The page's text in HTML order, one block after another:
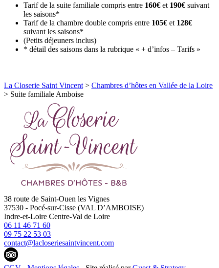
Tarif de la suite familiale compris entre 160€ et 190€ suivant
les saisons*
Tarif de la chambre double compris entre 105€ et 128€
suivant les saisons*
(Petits déjeuners inclus)
* détail des saisons dans la rubrique « + d’infos – Tarifs »
La Closerie Saint Vincent > Chambres d’hôtes en Vallée de la Loire
> Suite familiale Amboise
38 route de Saint-Ouen les Vignes
37530 - Pocé-sur-Cisse (VAL D’AMBOISE)
Indre-et-Loire Centre-Val de Loire
06 11 46 71 60
09 75 22 53 03
contact@lacloseriesaintvincent.com